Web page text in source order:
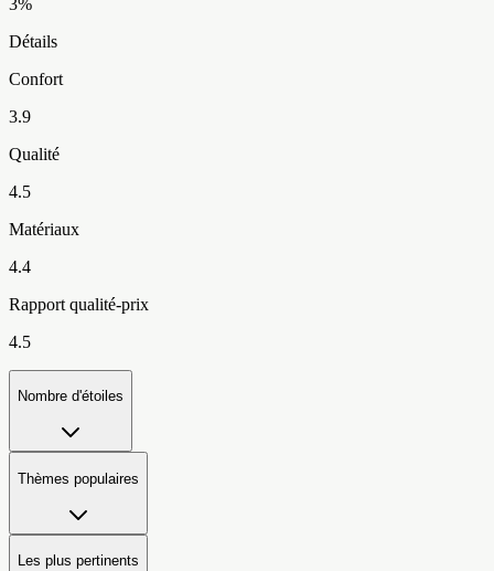
Détails
Confort
3.9
Qualité
4.5
Matériaux
4.4
Rapport qualité-prix
4.5
Nombre d'étoiles
Thèmes populaires
Les plus pertinents